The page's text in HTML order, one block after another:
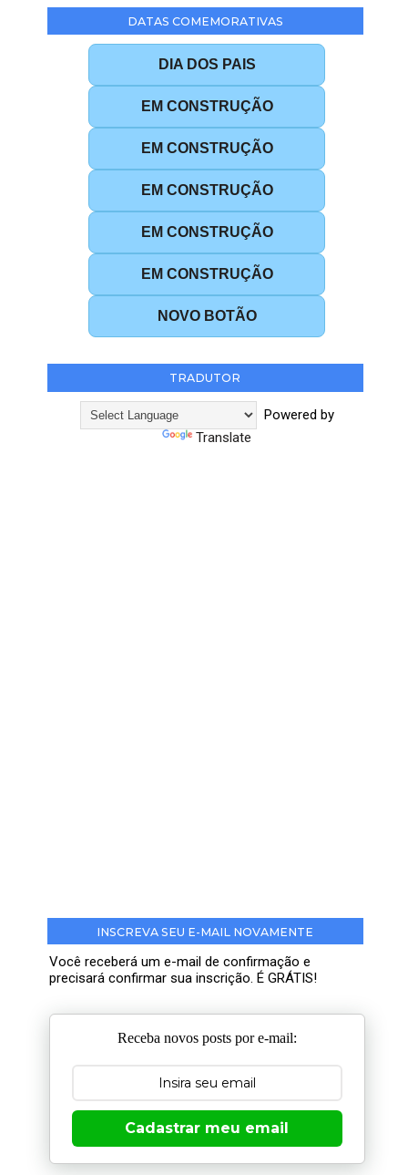
DATAS COMEMORATIVAS
DIA DOS PAIS
EM CONSTRUÇÃO
EM CONSTRUÇÃO
EM CONSTRUÇÃO
EM CONSTRUÇÃO
EM CONSTRUÇÃO
NOVO BOTÃO
TRADUTOR
Powered by
Translate
INSCREVA SEU E-MAIL NOVAMENTE
Você receberá um e-mail de confirmação e
precisará confirmar sua inscrição. É GRÁTIS!
Receba novos posts por e-mail:
Cadastrar meu email